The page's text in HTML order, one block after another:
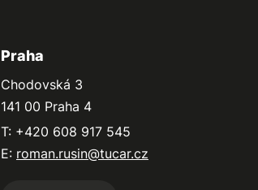
Praha
Chodovská 3
141 00 Praha 4
T: +420 608 917 545
E: roman.rusin@tucar.cz